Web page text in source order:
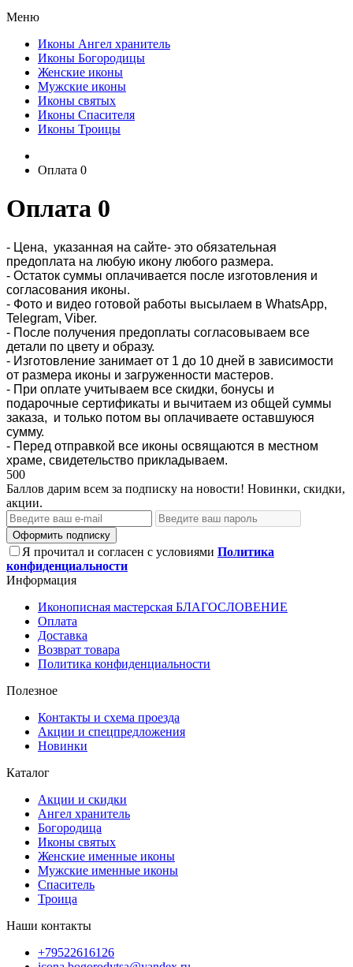
Меню
Иконы Ангел хранитель
Иконы Богородицы
Женские иконы
Мужские иконы
Иконы святых
Иконы Спасителя
Иконы Троицы
Оплата 0
Оплата 0
- Цена, указанная на сайте- это обязательная
предоплата на любую икону любого размера.
- Остаток суммы оплачивается после изготовления и
согласования иконы.
- Фото и видео готовой работы высылаем в WhatsApp,
Telegram, Viber.
- После получения предоплаты согласовываем все
детали по цвету и образу.
- Изготовление занимает от 1 до 10 дней в зависимости
от размера иконы и загруженности мастеров.
- При оплате учитываем все скидки, бонусы и
подарочные сертификаты и вычитаем из общей суммы
заказа, и только потом вы оплачиваете оставшуюся
сумму.
- Перед отправкой все иконы освящаются в местном
храме, свидетельство прикладываем.
500
Баллов дарим всем за подписку на новости! Новинки, скидки,
акции.
Оформить подписку
Я прочитал и согласен с условиями Политика
конфиденциальности
Информация
Иконописная мастерская БЛАГОСЛОВЕНИЕ
Оплата
Доставка
Возврат товара
Политика конфиденциальности
Полезное
Контакты и схема проезда
Акции и спецпредложения
Новинки
Каталог
Акции и скидки
Ангел хранитель
Богородица
Иконы святых
Женские именные иконы
Мужские именные иконы
Спаситель
Троица
Наши контакты
+79522616126